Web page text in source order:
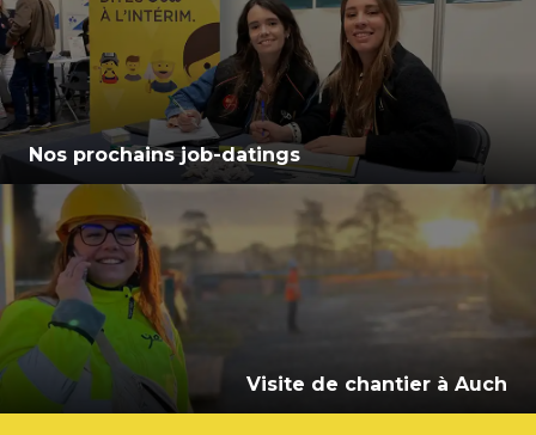
Nos prochains job-datings
Visite de chantier à Auch